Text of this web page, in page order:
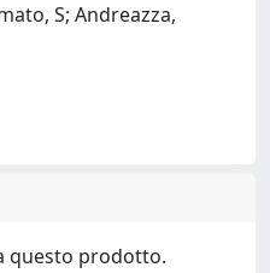
S; Andreazza,
questo prodotto.